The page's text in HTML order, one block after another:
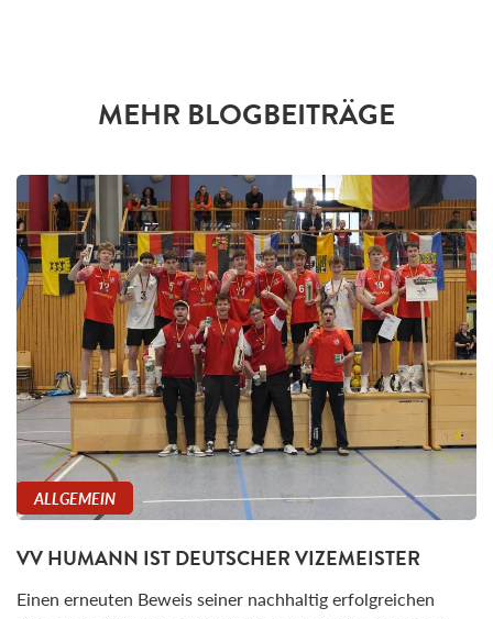
MEHR BLOGBEITRÄGE
ALLGEMEIN
VV HUMANN IST DEUTSCHER VIZEMEISTER
Einen erneuten Beweis seiner nachhaltig erfolgreichen